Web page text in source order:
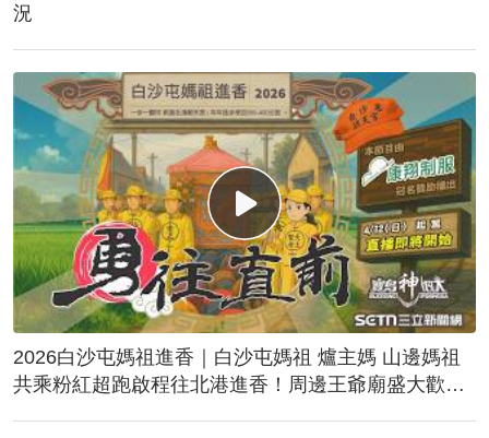
況
2026白沙屯媽祖進香｜白沙屯媽祖 爐主媽 山邊媽祖
共乘粉紅超跑啟程往北港進香！周邊王爺廟盛大歡